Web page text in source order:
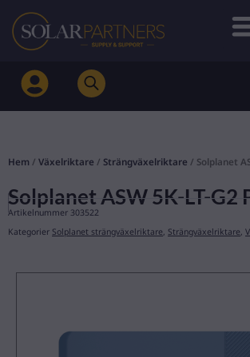
Hoppa
innehåll
Hem / Växelriktare / Strängväxelriktare / Solplanet
Solplanet ASW 5K-LT-G2
Artikelnummer 303522
Kategorier Solplanet strängväxelriktare, Strängväxelriktare,